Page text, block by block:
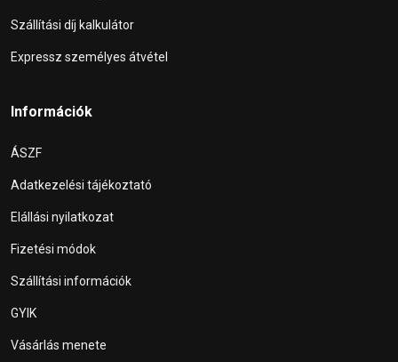
Szállítási díj kalkulátor
Expressz személyes átvétel
Információk
ÁSZF
Adatkezelési tájékoztató
Elállási nyilatkozat
Fizetési módok
Szállítási információk
GYIK
Vásárlás menete